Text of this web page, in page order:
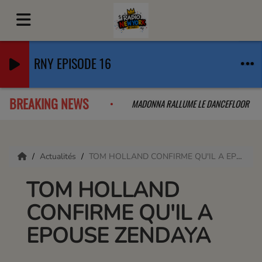
RNY EPISODE 16
BREAKING NEWS
QUE L'ON A PAS VU VENIR MADONNA RALLUME LE DANCEFLOOR
Actualités TOM HOLLAND CONFIRME QU'IL A EPOUSE ZENDAYA
TOM HOLLAND
CONFIRME QU'IL A
EPOUSE ZENDAYA